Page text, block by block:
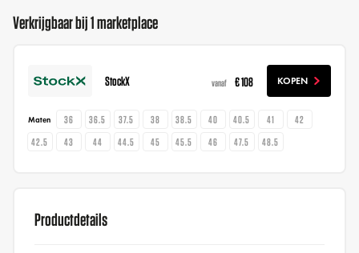
Verkrijgbaar bij 1 marketplace
StockX vanaf € 108 KOPEN
Maten 36 36.5 37.5 38 38.5 40 40.5 41
42
42.5
43 44 44.5 45 45.5 46 47.5 48.5
Productdetails